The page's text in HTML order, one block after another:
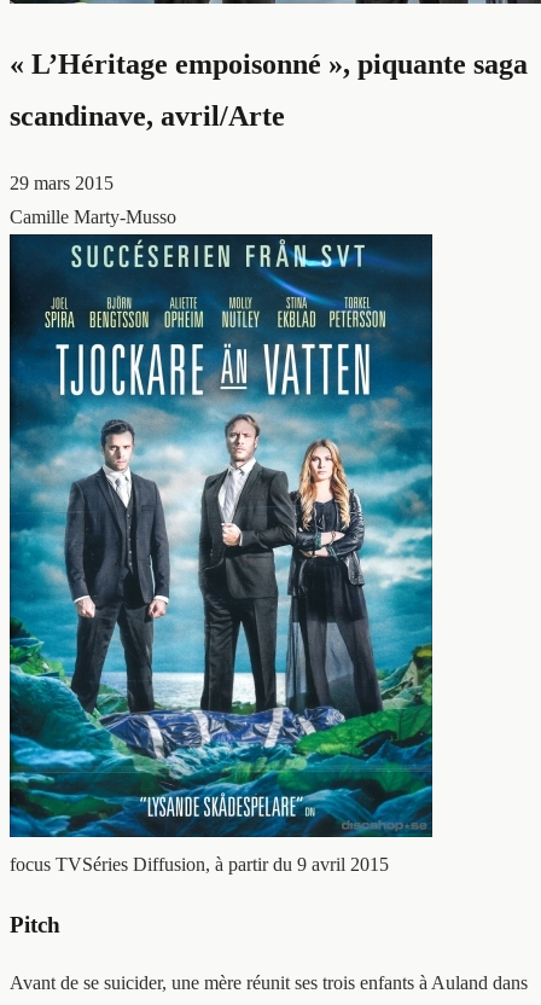
« L’Héritage empoisonné », piquante saga
scandinave, avril/Arte
29 mars 2015
Camille Marty-Musso
focus TVSéries Diffusion, à partir du 9 avril 2015
Pitch
Avant de se suicider, une mère réunit ses trois enfants à Auland dans